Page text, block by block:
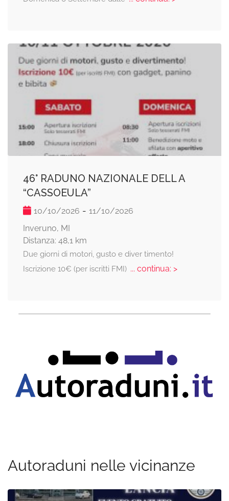
46° RADUNO NAZIONALE DELL A
“CASSOEULA”
10/10/2026 - 11/10/2026
Inveruno, MI
Distanza: 48,1 km
Due giorni di motori, gusto e diver timento!
Iscrizione 10€ (per iscritti FMI)... continua: >
Autoraduni nelle vicinanze